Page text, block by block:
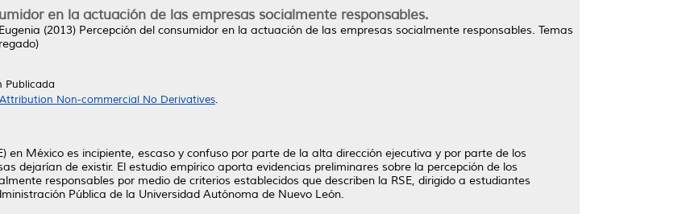
en la actuación de las empresas socialmente responsables.
(2013) Percepción del consumidor en la actuación de las empresas socialmente responsables. Temas
Publicada
Non-commercial No Derivatives.
en México es incipiente, escaso y confuso por parte de la alta dirección ejecutiva y por parte de los
dejarían de existir. El estudio empírico aporta evidencias preliminares sobre la percepción de los
responsables por medio de criterios establecidos que describen la RSE, dirigido a estudiantes
Pública de la Universidad Autónoma de Nuevo León.